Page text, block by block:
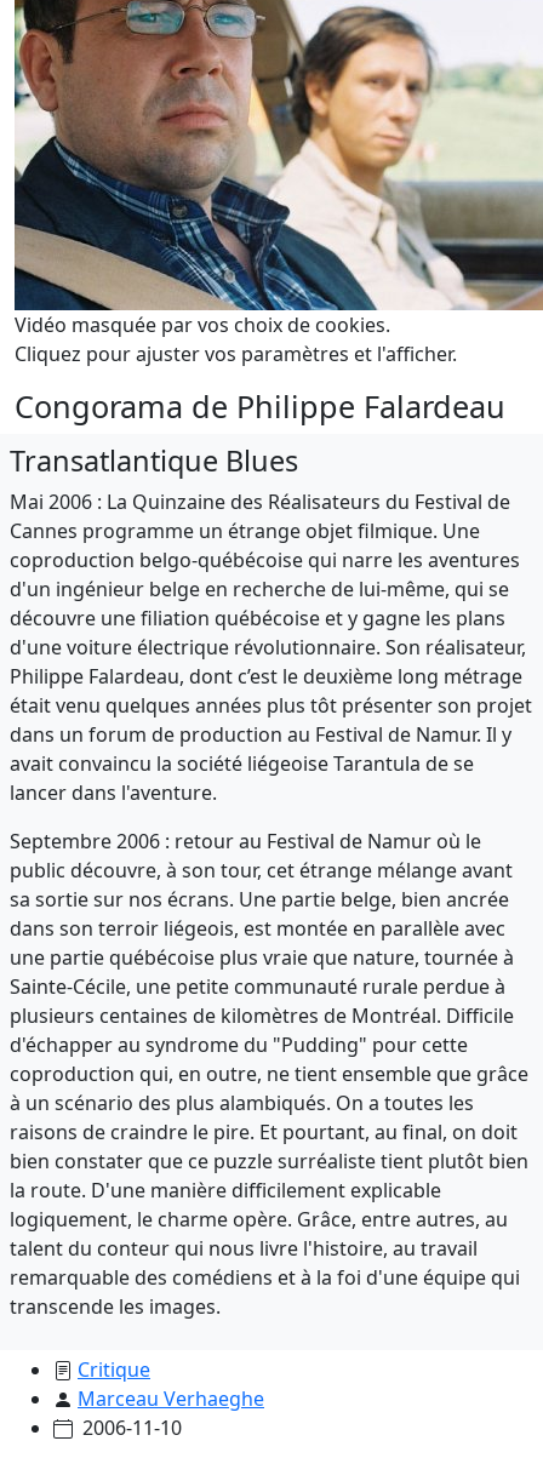
Vidéo masquée par vos choix de cookies.
Cliquez pour ajuster vos paramètres et l'afficher.
Congorama de Philippe Falardeau
Transatlantique Blues
Mai 2006 : La Quinzaine des Réalisateurs du Festival de
Cannes programme un étrange objet filmique. Une
coproduction belgo-québécoise qui narre les aventures
d'un ingénieur belge en recherche de lui-même, qui se
découvre une filiation québécoise et y gagne les plans
d'une voiture électrique révolutionnaire. Son réalisateur,
Philippe Falardeau, dont c’est le deuxième long métrage
était venu quelques années plus tôt présenter son projet
dans un forum de production au Festival de Namur. Il y
avait convaincu la société liégeoise Tarantula de se
lancer dans l'aventure.
Septembre 2006 : retour au Festival de Namur où le
public découvre, à son tour, cet étrange mélange avant
sa sortie sur nos écrans. Une partie belge, bien ancrée
dans son terroir liégeois, est montée en parallèle avec
une partie québécoise plus vraie que nature, tournée à
Sainte-Cécile, une petite communauté rurale perdue à
plusieurs centaines de kilomètres de Montréal. Difficile
d'échapper au syndrome du "Pudding" pour cette
coproduction qui, en outre, ne tient ensemble que grâce
à un scénario des plus alambiqués. On a toutes les
raisons de craindre le pire. Et pourtant, au final, on doit
bien constater que ce puzzle surréaliste tient plutôt bien
la route. D'une manière difficilement explicable
logiquement, le charme opère. Grâce, entre autres, au
talent du conteur qui nous livre l'histoire, au travail
remarquable des comédiens et à la foi d'une équipe qui
transcende les images.
Critique
Marceau Verhaeghe
2006-11-10